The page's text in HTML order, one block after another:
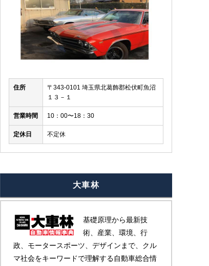
以下でお
お金が有れば買える車じゃありません。名車！ＦＯＲ
Ｖ！！希少！！フルオリジナル！パリッとした車両です
ノーマル！カリフォルニアカー！
住所
〒343-0101 埼玉県北葛飾郡松伏町魚沼
１３－１
営業時間 10：00〜18：30
定休日 不定休
大車林
基礎原理から最新技
術、産業、環境、行
政、モータースポーツ、デザインまで、クル
マ社会をキーワードで理解する自動車総合情